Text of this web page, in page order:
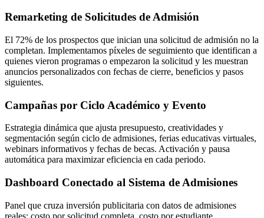
Remarketing de Solicitudes de Admisión
El 72% de los prospectos que inician una solicitud de admisión no la
completan. Implementamos píxeles de seguimiento que identifican a
quienes vieron programas o empezaron la solicitud y les muestran
anuncios personalizados con fechas de cierre, beneficios y pasos
siguientes.
Campañas por Ciclo Académico y Evento
Estrategia dinámica que ajusta presupuesto, creatividades y
segmentación según ciclo de admisiones, ferias educativas virtuales,
webinars informativos y fechas de becas. Activación y pausa
automática para maximizar eficiencia en cada periodo.
Dashboard Conectado al Sistema de Admisiones
Panel que cruza inversión publicitaria con datos de admisiones
reales: costo por solicitud completa, costo por estudiante